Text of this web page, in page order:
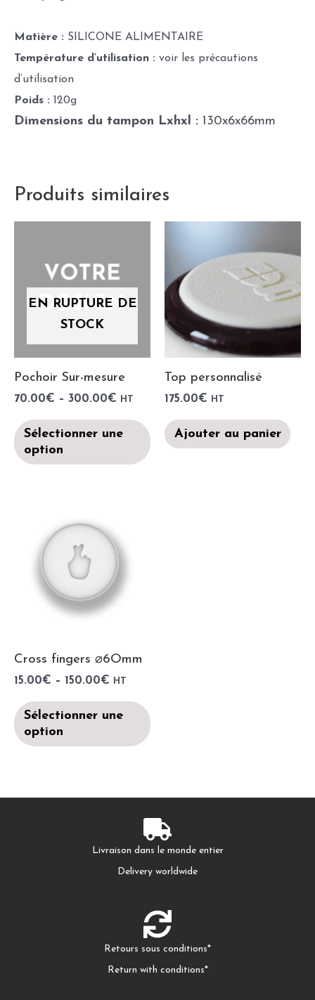
Matière : SILICONE ALIMENTAIRE
Température d’utilisation : voir les précautions
d’utilisation
Poids : 120g
Dimensions du tampon Lxhxl : 130x6x66mm
Produits similaires
EN RUPTURE DE
STOCK
Pochoir Sur-mesure
70.00€ – 300.00€ HT
Sélectionner une
option
Top personnalisé
175.00€ HT
Ajouter au panier
Cross fingers ⌀6Omm
15.00€ – 150.00€ HT
Sélectionner une
option
Livraison dans le monde entier
Delivery worldwide
Retours sous conditions*
Return with conditions*